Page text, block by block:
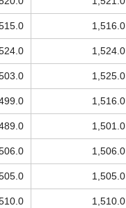
1,516.0
1,524.0
1,525.0
1,516.0
1,501.0
1,506.0
1,505.0
1,510.0